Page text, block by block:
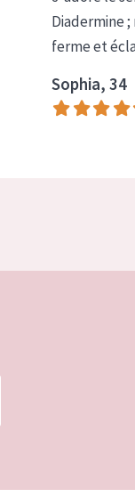
Diadermine
ferme et
Sophia, 34